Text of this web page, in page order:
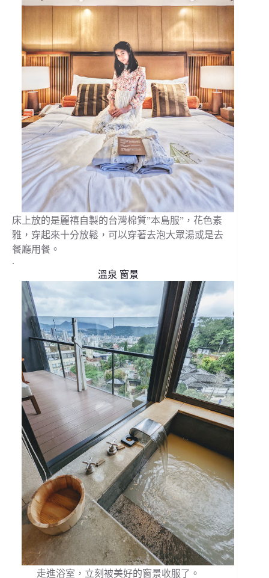
床上放的是麗禧自製的台灣棉質”本島服”，花色素
雅，穿起來十分放鬆，可以穿著去泡大眾湯或是去
餐廳用餐。
.
溫泉 窗景
走進浴室，立刻被美好的窗景收服了。